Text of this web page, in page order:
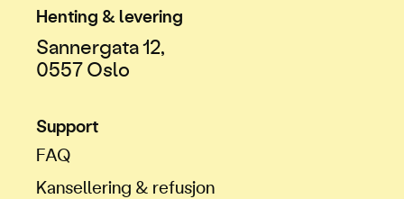
Henting & levering
Sannergata 12,
0557 Oslo
Support
FAQ
Kansellering & refusjon